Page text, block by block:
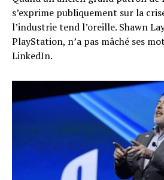
s’exprime publiquement sur la
l’industrie tend l’oreille. Shawn
PlayStation, n’a pas mâché ses
LinkedIn.